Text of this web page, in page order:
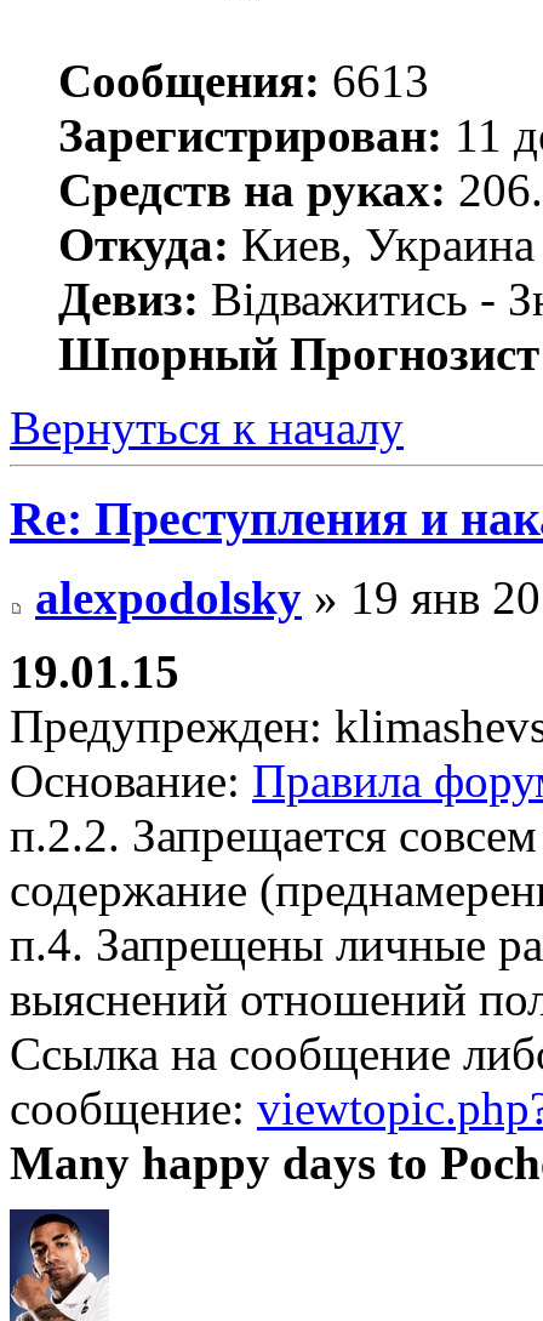
Сообщения: 6613
Зарегистрирован: 11
Средств на руках:
Откуда: Киев, Украина
Девиз: Відважитись -
Шпорный
Вернуться к началу
Re: Преступления и
alexpodolsky » 19 янв
19.01.15
Предупрежден:
Основание: Правила
п.2.2. Запрещается
содержание
п.4. Запрещены личные
выяснений отношений
Ссылка на сообщение
сообщение:
Many happy days to